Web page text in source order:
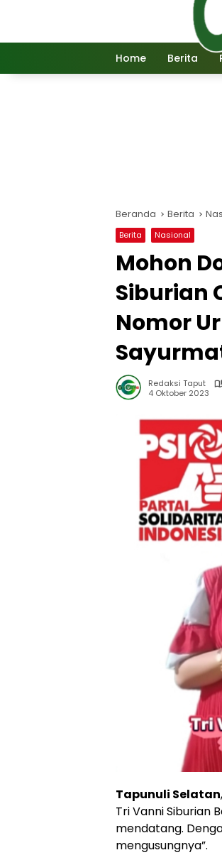
Home Berita
Beranda Berita
Berita Nasional
Mohon
Siburian
Nomor
Redaksi Taput
4 Oktober 2023
Tapunuli Selatan
Tri Vanni Siburian
mendatang.
mengusungnya”.